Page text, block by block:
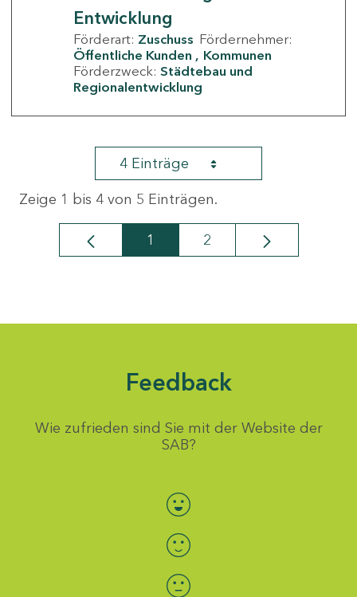
Entwicklung
Förderart: Zuschuss Fördernehmer:
Öffentliche Kunden
Kommunen
Förderzweck: Städtebau und
Regionalentwicklung
4 Einträge
Zeige 1 bis 4 von 5 Einträgen.
Seite
1 Seite
2
Feedback
Wie zufrieden sind Sie mit der Website der
SAB?
Bewertung auswählen